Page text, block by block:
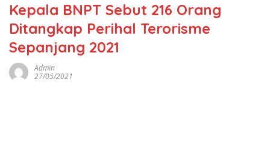
Kepala BNPT Sebut 216 Orang
Ditangkap Perihal Terorisme
Sepanjang 2021
Admin
27/05/2021